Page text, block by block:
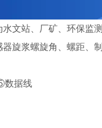
文站、厂矿、环保监
旋浆螺旋角、螺距、
数据线